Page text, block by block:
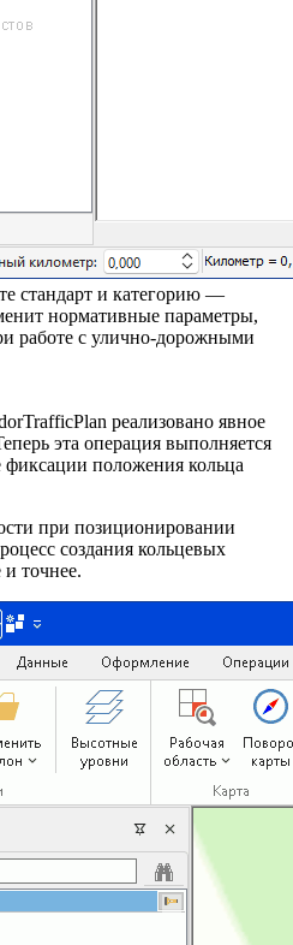
стандарт и категорию —
нормативные параметры,
работе с улично-дорожными
реализовано явное
эта операция выполняется
положения кольца
при позиционировании
создания кольцевых
и точнее.